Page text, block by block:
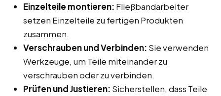
Einzelteile montieren: Fließbandarbeiter
setzen Einzelteile zu fertigen Produkten
zusammen.
Verschrauben und Verbinden: Sie verwenden
Werkzeuge, um Teile miteinander zu
verschrauben oder zu verbinden.
Prüfen und Justieren: Sicherstellen, dass Teile